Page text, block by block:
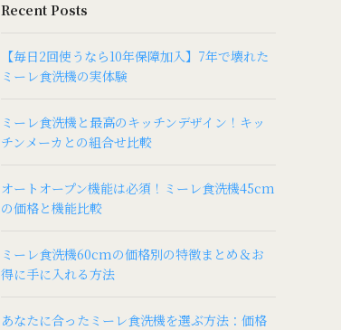
Recent Posts
【毎日2回使うなら10年保障加入】7年で壊れた
ミーレ食洗機の実体験
ミーレ食洗機と最高のキッチンデザイン！キッ
チンメーカとの組合せ比較
オートオープン機能は必須！ミーレ食洗機45cm
の価格と機能比較
ミーレ食洗機60cmの価格別の特徴まとめ＆お
得に手に入れる方法
あなたに合ったミーレ食洗機を選ぶ方法：価格